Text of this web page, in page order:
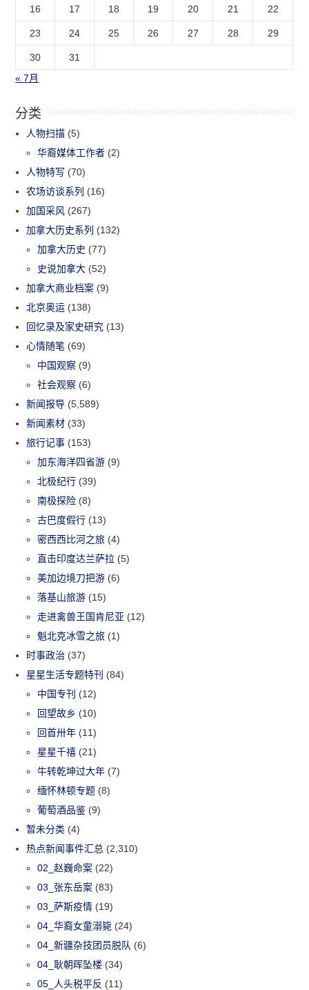
16 17 18 19 20 21 22
23 24 25 26 27 28 29
30
31
« 7月
分类
人物扫描 (5)
华裔媒体工作者 (2)
人物特写 (70)
农场访谈系列 (16)
加国采风 (267)
加拿大历史系列 (132)
加拿大历史 (77)
史说加拿大 (52)
加拿大商业档案 (9)
北京奥运 (138)
回忆录及家史研究 (13)
心情随笔 (69)
中国观察 (9)
社会观察 (6)
新闻报导 (5,589)
新闻素材 (33)
旅行记事 (153)
加东海洋四省游 (9)
北极纪行 (39)
南极探险 (8)
古巴度假行 (13)
密西西比河之旅 (4)
直击印度达兰萨拉 (5)
美加边境刀把游 (6)
落基山旅游 (15)
走进禽兽王国肯尼亚 (12)
魁北克冰雪之旅 (1)
时事政治 (37)
星星生活专题特刊 (84)
中国专刊 (12)
回望故乡 (10)
回首卅年 (11)
星星千禧 (21)
牛转乾坤过大年 (7)
缅怀林顿专题 (8)
葡萄酒品鉴 (9)
暂未分类 (4)
热点新闻事件汇总 (2,310)
02_赵巍命案 (22)
03_张东岳案 (83)
03_萨斯疫情 (19)
04_华裔女童溺毙 (24)
04_新疆杂技团员脱队 (6)
04_耿朝晖坠楼 (34)
05_人头税平反 (11)